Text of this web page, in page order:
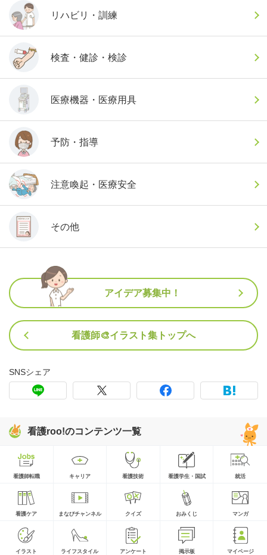
リハビリ・訓練
検査・健診・検診
医療機器・医療用具
予防・指導
注意喚起・医療安全
その他
アイデア募集中！
看護師🎨イラスト集トップへ
SNSシェア
看護roo!のコンテンツ一覧
看護師転職 キャリア 看護技術 看護学生・国試 就活
看護ケア まなびチャンネル クイズ おみくじ マンガ
イラスト ライフスタイル アンケート 掲示板 マイページ